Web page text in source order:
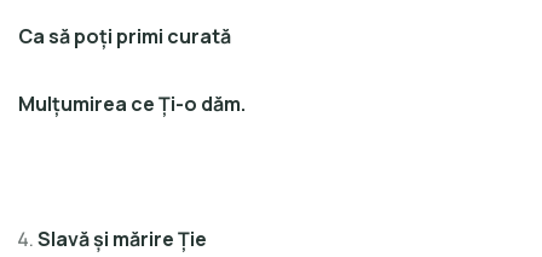
Ca să poţi primi curată
Mulţumirea ce Ţi-o dăm.
Slavă şi mărire Ţie